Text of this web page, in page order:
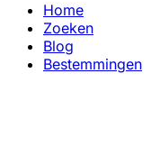
Home
Zoeken
Blog
Bestemmingen